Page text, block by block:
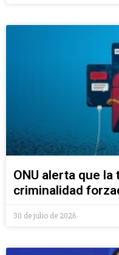
ONU alerta que
criminalidad
30 de julio de 2026